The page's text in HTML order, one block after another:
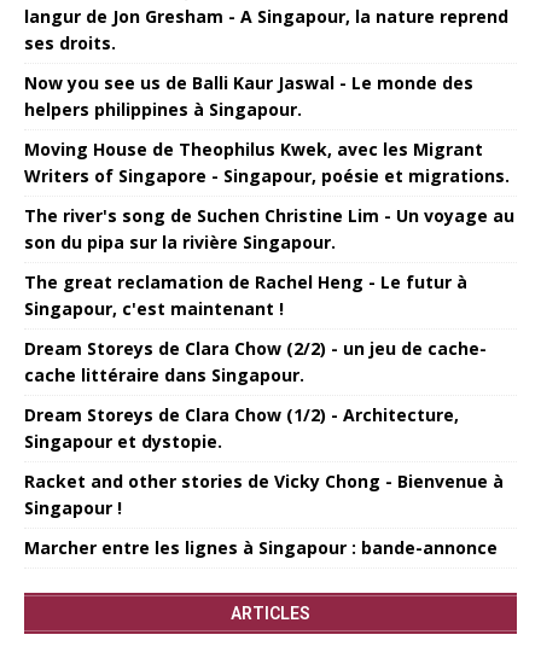
langur de Jon Gresham - A Singapour, la nature reprend
ses droits.
Now you see us de Balli Kaur Jaswal - Le monde des
helpers philippines à Singapour.
Moving House de Theophilus Kwek, avec les Migrant
Writers of Singapore - Singapour, poésie et migrations.
The river's song de Suchen Christine Lim - Un voyage au
son du pipa sur la rivière Singapour.
The great reclamation de Rachel Heng - Le futur à
Singapour, c'est maintenant !
Dream Storeys de Clara Chow (2/2) - un jeu de cache-
cache littéraire dans Singapour.
Dream Storeys de Clara Chow (1/2) - Architecture,
Singapour et dystopie.
Racket and other stories de Vicky Chong - Bienvenue à
Singapour !
Marcher entre les lignes à Singapour : bande-annonce
ARTICLES